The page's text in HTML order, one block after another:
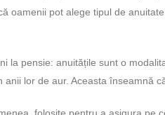
oamenii pot alege tipul de
la pensie: anuitățile sunt o
anii lor de aur. Aceasta înseamnă
folosite pentru a asigura pe